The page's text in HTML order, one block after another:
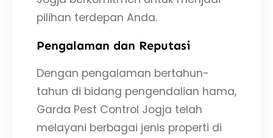
pilihan terdepan Anda.
Pengalaman dan Reputasi
Dengan pengalaman bertahun-
tahun di bidang pengendalian hama,
Garda Pest Control Jogja telah
melayani berbagai jenis properti di